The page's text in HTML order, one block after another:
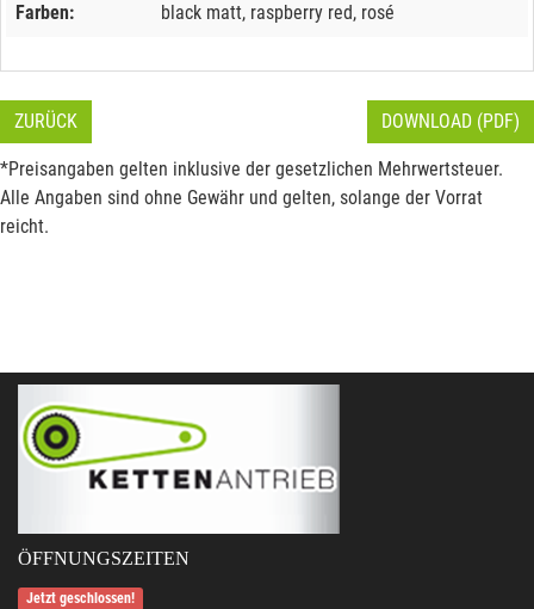
Farben: black matt, raspberry red, rosé
ZURÜCK DOWNLOAD (PDF)
*Preisangaben gelten inklusive der gesetzlichen Mehrwertsteuer.
Alle Angaben sind ohne Gewähr und gelten, solange der Vorrat
reicht.
ÖFFNUNGSZEITEN
Jetzt geschlossen!